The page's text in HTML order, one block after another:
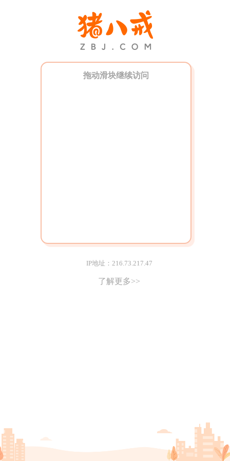
拖动滑块继续访问
IP地址：216.73.217.47
了解更多>>